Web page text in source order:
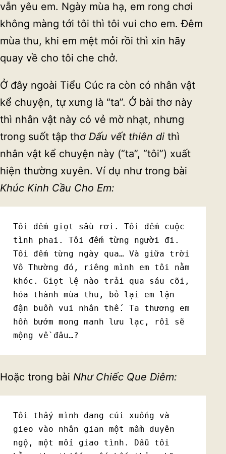
vẫn yêu em. Ngày mùa hạ, em rong chơi
không màng tới tôi thì tôi vui cho em. Đêm
mùa thu, khi em mệt mỏi rồi thì xin hãy
quay về cho tôi che chở.
Ở đây ngoài Tiểu Cúc ra còn có nhân vật
kể chuyện, tự xưng là “ta”. Ở bài thơ này
thì nhân vật này có vẻ mờ nhạt, nhưng
trong suốt tập thơ Dấu vết thiên di thì
nhân vật kể chuyện này (“ta”, “tôi”) xuất
hiện thường xuyên. Ví dụ như trong bài
Khúc Kinh Cầu Cho Em:
Tôi đếm giọt sầu rơi. Tôi đếm cuộc
tình phai. Tôi đếm từng người đi.
Tôi đếm từng ngày qua… Và giữa trời
Vô Thường đó, riêng mình em tôi nằm
khóc. Giọt lệ nào trải qua sáu cõi,
hóa thành mùa thu, bỏ lại em lận
đận buồn vui nhân thế. Ta thương em
hồn bướm mong manh lưu lạc, rồi sẽ
mộng về đâu…?
Hoặc trong bài Như Chiếc Que Diêm:
Tôi thấy mình đang cúi xuống và
gieo vào nhân gian một mầm duyên
ngộ, một mối giao tình. Dẫu tôi